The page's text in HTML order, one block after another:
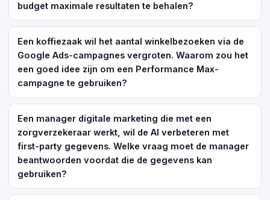
budget maximale resultaten te behalen?
Een koffiezaak wil het aantal winkelbezoeken via de
Google Ads-campagnes vergroten. Waarom zou het
een goed idee zijn om een Performance Max-
campagne te gebruiken?
Een manager digitale marketing die met een
zorgverzekeraar werkt, wil de AI verbeteren met
first-party gegevens. Welke vraag moet de manager
beantwoorden voordat die de gegevens kan
gebruiken?